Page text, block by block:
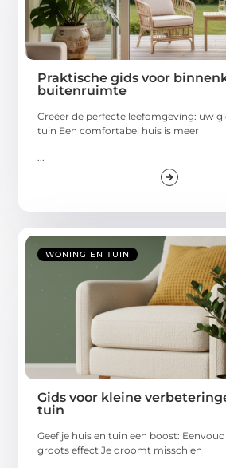
Praktische gids voor
buitenruimte
Creëer de perfecte leefomgeving: uw
tuin Een comfortabel huis is meer
WONING EN TUIN
Gids voor kleine
tuin
Geef je huis en tuin een boost:
groots effect Je droomt misschien